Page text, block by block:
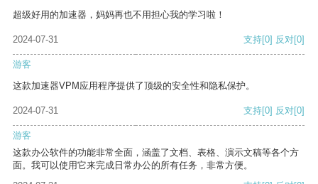
超级好用的加速器，妈妈再也不用担心我的学习啦！
2024-07-31 支持[0] 反对[0]
游客
这款加速器VPM应用程序提供了顶级的安全性和隐私保护。
2024-07-31 支持[0] 反对[0]
游客
这款办公软件的功能非常全面，涵盖了文档、表格、演示文稿等各个方
面。我可以使用它来完成日常办公的所有任务，非常方便。